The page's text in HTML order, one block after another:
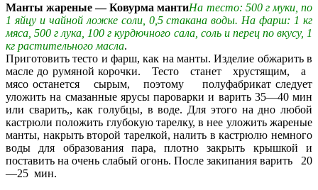
Манты жареные — Ковурма мантиНа тесто: 500 г муки, по
1 яйцу и чайной ложке соли, 0,5 стакана воды. На фарш: 1 кг
мяса, 500 г лука, 100 г курдючного сала, соль и перец по вкусу, 1
кг растительного масла.
Приготовить тесто и фарш, как на манты. Изделие обжарить в
масле до румяной корочки. Тесто станет хрустящим, а
мясо останется сырым, поэтому полуфабрикат следует
уложить на смазанные ярусы пароварки и варить 35—40 мин
или сварить,, как голубцы, в воде. Для этого на дно любой
кастрюли положить глубокую тарелку, в нее уложить жареные
манты, накрыть второй тарелкой, налить в кастрюлю немного
воды для образования пара, плотно закрыть крышкой и
поставить на очень слабый огонь. После закипания варить 20
—25 мин.